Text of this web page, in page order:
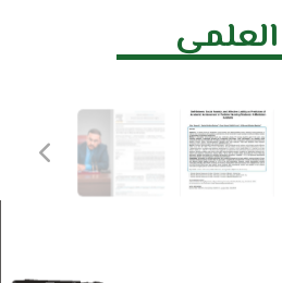
العلمي